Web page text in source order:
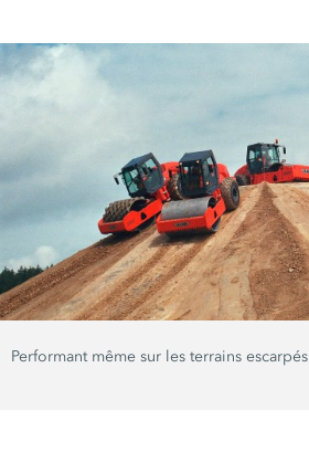
Performant même sur les terrains escarpés